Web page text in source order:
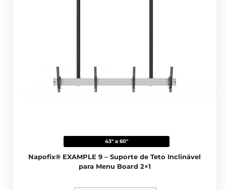
43" a 60"
Napofix® EXAMPLE 9 – Suporte de Teto Inclinável
para Menu Board 2×1